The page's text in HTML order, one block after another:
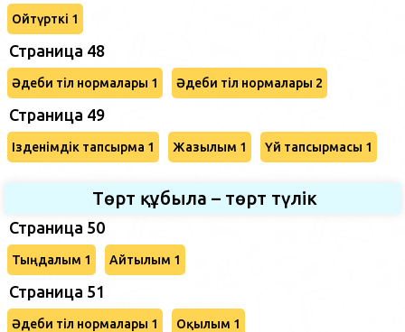
Ойтүрткі 1
Страница 48
Әдеби тіл нормалары 1 Әдеби тіл нормалары 2
Страница 49
Ізденімдік тапсырма 1 Жазылым 1 Үй тапсырмасы 1
Төрт құбыла – төрт түлік
Страница 50
Тыңдалым 1 Айтылым 1
Страница 51
Әдеби тіл нормалары 1 Оқылым 1